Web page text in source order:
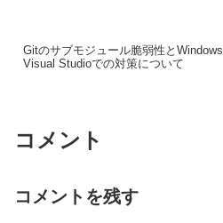
Gitのサブモジュール脆弱性とWindows,
Visual Studioでの対策について
コメント
コメントを残す